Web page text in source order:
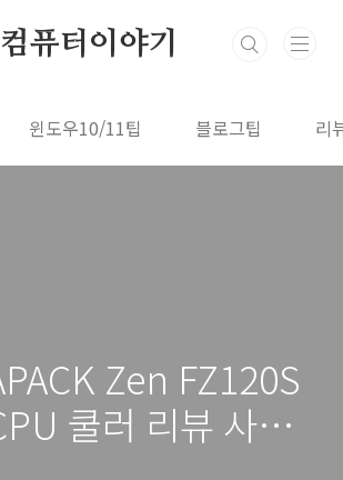
퓨터이야기
윈도우10/11팁 블로그팁 리
FZ120S
쿨러 리뷰 사용